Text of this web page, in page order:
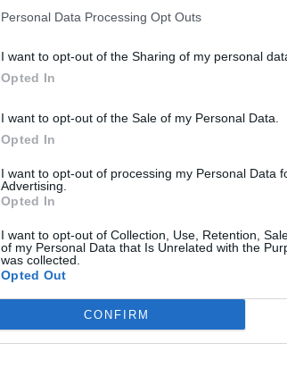
Personal Data Processing Opt Outs
I want to opt-out of the Sharing of my personal
Opted In
I want to opt-out of the Sale of my Personal Data.
Opted In
I want to opt-out of processing my Personal Data
Advertising.
Opted In
I want to opt-out of Collection, Use, Retention,
of my Personal Data that Is Unrelated with the
was collected.
Opted Out
CONFIRM